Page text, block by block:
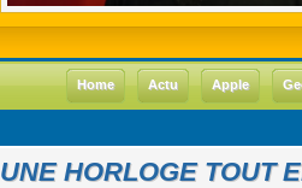
Home Actu Apple
UNE HORLOGE TOUT